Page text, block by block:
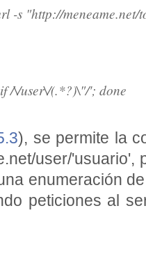
-s "http://meneame.net/
/\/user\/(.*?)\"/'; done
), se permite la
user/'usuario',
enumeración
peticiones al